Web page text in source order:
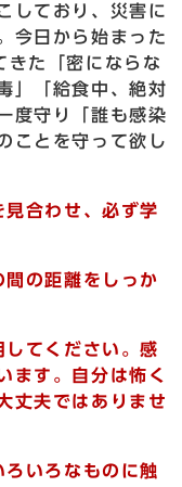
しており、災害に
今日から始まった
きた「密にならな
」「給食中、絶対
度守り「誰も感染
ことを守って欲し
合わせ、必ず学
の距離をしっか
てください。感
ます。自分は怖く
丈夫ではありませ
いろなものに触